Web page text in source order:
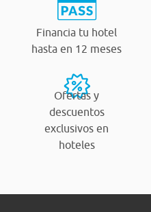
Financia tu hotel
hasta en 12 meses
Ofertas y
descuentos
exclusivos en
hoteles